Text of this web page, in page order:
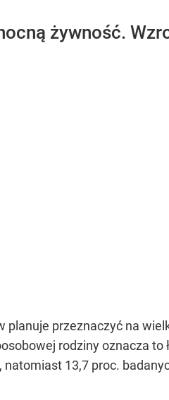
żywność.
planuje przeznaczyć na
rodziny oznacza to
13,7 proc.